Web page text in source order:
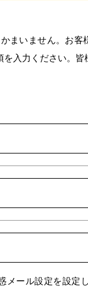
まいません。お
入力ください。皆
メール設定を設定